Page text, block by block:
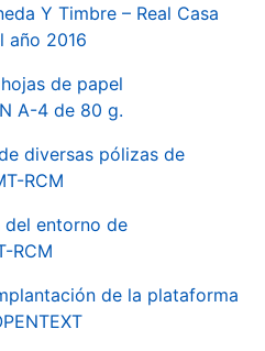
Y Timbre – Real Casa
año 2016
de papel
A-4 de 80 g.
diversas pólizas de
RCM
entorno de
RCM
de la plataforma